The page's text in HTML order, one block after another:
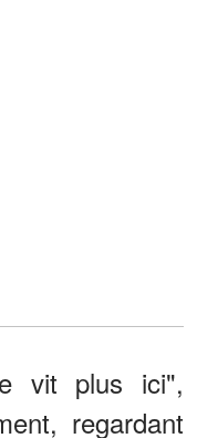
vit plus ici",
regardant